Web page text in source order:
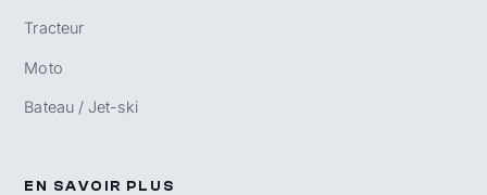
Tracteur
Moto
Bateau / Jet-ski
EN SAVOIR PLUS